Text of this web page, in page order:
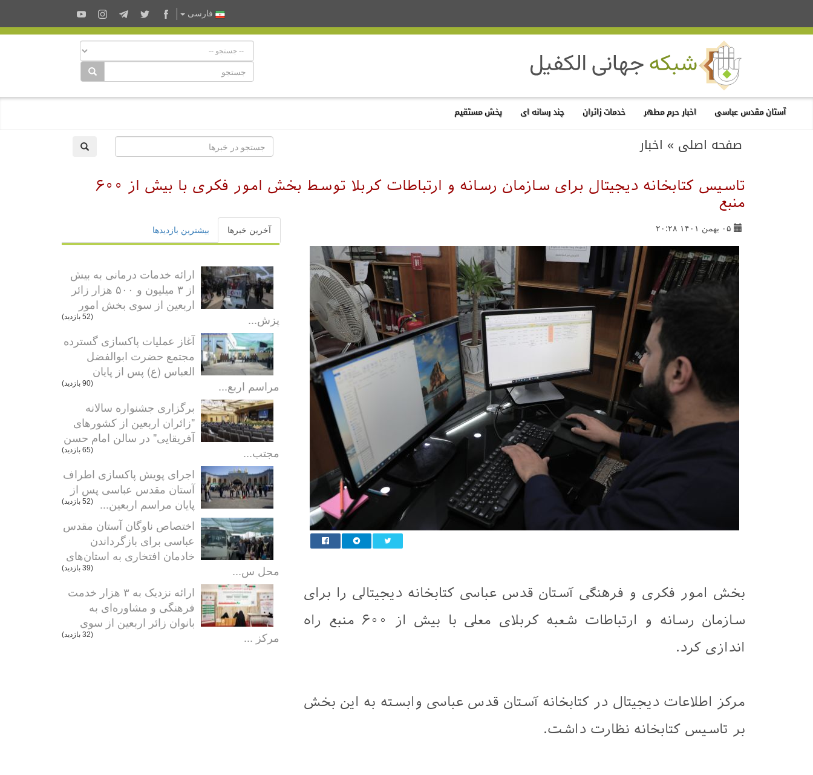
فارسى
آستان مقدس عباسی اخبار حرم مطهر خدمات زائران چند رسانه ای پخش مستقیم
صفحه اصلی » اخبار
تاسیس کتابخانه دیجیتال برای سازمان رسانه و ارتباطات کربلا توسط بخش امور فکری با بیش از ۶۰۰
منبع
۰۵ بهمن ۱۴۰۱ ۲۰:۲۸
بخش امور فکری و فرهنگی آستان قدس عباسی کتابخانه دیجیتالی را برای
سازمان رسانه و ارتباطات شعبه کربلای معلی با بیش از ۶۰۰ منبع راه
اندازی کرد.
مرکز اطلاعات دیجیتال در کتابخانه آستان قدس عباسی وابسته به این بخش
بر تاسیس کتابخانه نظارت داشت.
آخرین خبرها بیشترین بازدیدها
ارائه خدمات درمانی به بیش
از ۳ میلیون و ۵۰۰ هزار زائر
اربعین از سوی بخش امور
پزش...
(52 بازدید)
آغاز عملیات پاکسازی گسترده
مجتمع حضرت ابوالفضل
العباس (ع) پس از پایان
مراسم اربع...
(90 بازدید)
برگزاری جشنواره سالانه
"زائران اربعین از کشورهای
آفریقایی" در سالن امام حسن
مجتب...
(65 بازدید)
اجرای پویش پاکسازی اطراف
آستان مقدس عباسی پس از
پایان مراسم اربعین...
(52 بازدید)
اختصاص ناوگان آستان مقدس
عباسی برای بازگرداندن
خادمان افتخاری به استان‌های
محل س...
(39 بازدید)
ارائه نزدیک به ۳ هزار خدمت
فرهنگی و مشاوره‌ای به
بانوان زائر اربعین از سوی
مرکز ...
(32 بازدید)